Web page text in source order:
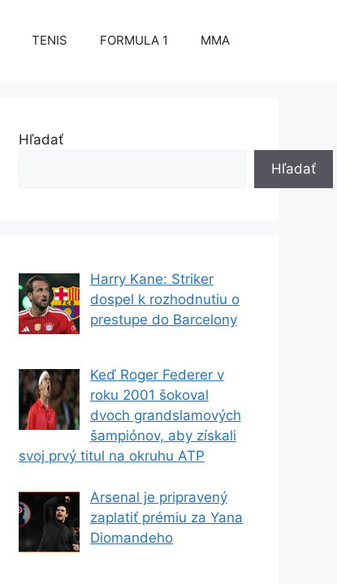
TENIS FORMULA 1 MMA
Hľadať
Hľadať
Harry Kane: Striker
dospel k rozhodnutiu o
prestupe do Barcelony
Keď Roger Federer v
roku 2001 šokoval
dvoch grandslamových
šampiónov, aby získali
svoj prvý titul na okruhu ATP
Arsenal je pripravený
zaplatiť prémiu za Yana
Diomandeho